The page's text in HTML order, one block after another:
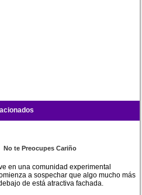
No te Preocupes Cariño
en una comunidad experimental
a sospechar que algo mucho más
de está atractiva fachada.